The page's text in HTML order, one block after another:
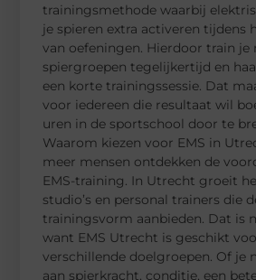
trainingsmethode waarbij
je spieren extra activeren tijdens
van oefeningen. Hierdoor train je
spiergroepen tegelijkertijd en
een korte trainingssessie. Dat
voor iedereen die resultaat wil
uren in de sportschool door te
Waarom kiezen voor EMS in
meer mensen ontdekken de
EMS-training. In Utrecht groeit
studio’s en personal trainers die
trainingsvorm aanbieden. Dat is
want EMS Utrecht is geschikt
verschillende doelgroepen. Of je
aan spierkracht, conditie, een